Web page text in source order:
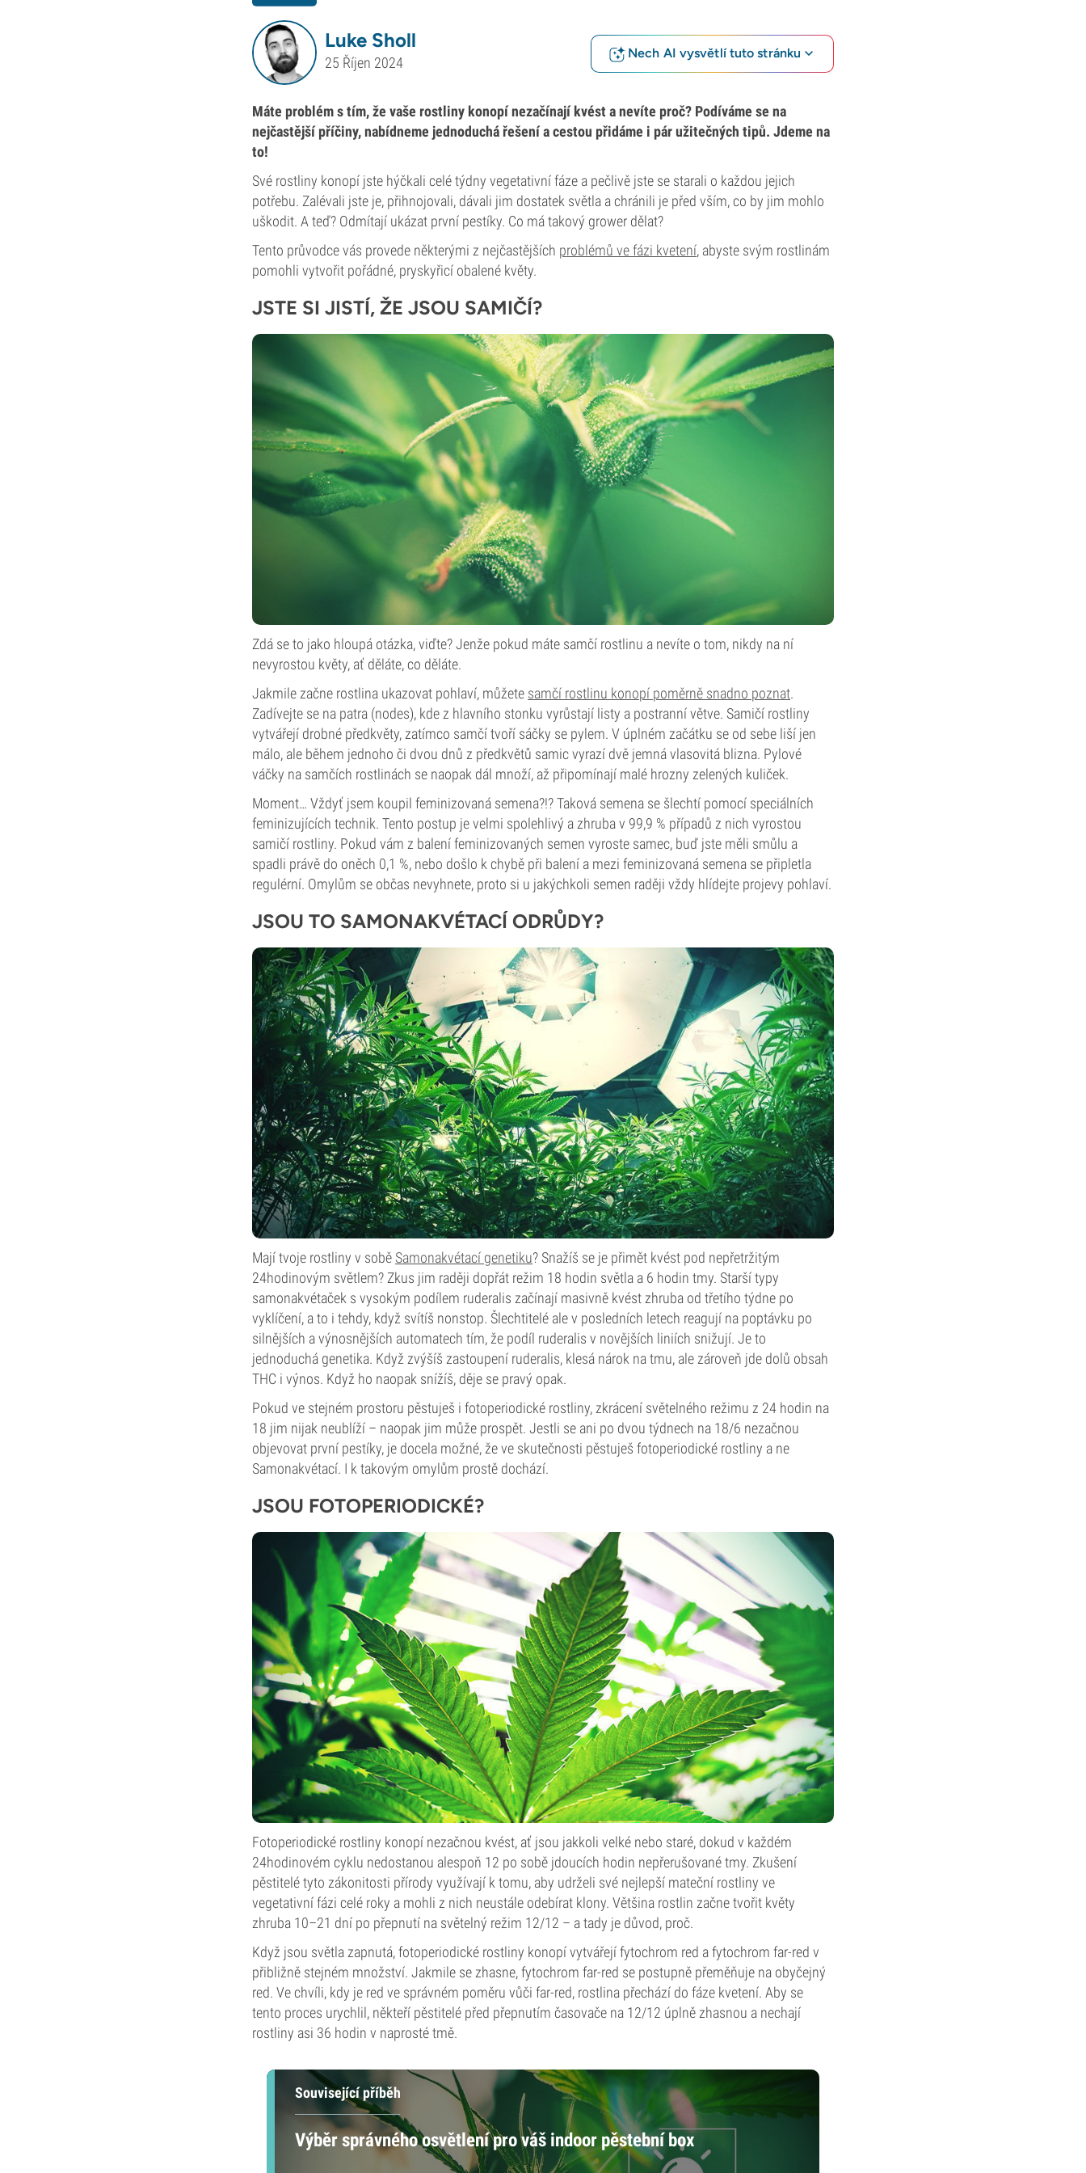
Luke Sholl
25 Říjen 2024
Nech AI vysvětlí tuto stránku
Máte problém s tím, že vaše rostliny konopí nezačínají kvést a nevíte proč? Podíváme se na
nejčastější příčiny, nabídneme jednoduchá řešení a cestou přidáme i pár užitečných tipů. Jdeme na
to!
Své rostliny konopí jste hýčkali celé týdny vegetativní fáze a pečlivě jste se starali o každou jejich
potřebu. Zalévali jste je, přihnojovali, dávali jim dostatek světla a chránili je před vším, co by jim mohlo
uškodit. A teď? Odmítají ukázat první pestíky. Co má takový grower dělat?
Tento průvodce vás provede některými z nejčastějších problémů ve fázi kvetení, abyste svým rostlinám
pomohli vytvořit pořádné, pryskyřicí obalené květy.
JSTE SI JISTÍ, ŽE JSOU SAMIČÍ?
Zdá se to jako hloupá otázka, viďte? Jenže pokud máte samčí rostlinu a nevíte o tom, nikdy na ní
nevyrostou květy, ať děláte, co děláte.
Jakmile začne rostlina ukazovat pohlaví, můžete samčí rostlinu konopí poměrně snadno poznat.
Zadívejte se na patra (nodes), kde z hlavního stonku vyrůstají listy a postranní větve. Samičí rostliny
vytvářejí drobné předkvěty, zatímco samčí tvoří sáčky se pylem. V úplném začátku se od sebe liší jen
málo, ale během jednoho či dvou dnů z předkvětů samic vyrazí dvě jemná vlasovitá blizna. Pylové
váčky na samčích rostlinách se naopak dál množí, až připomínají malé hrozny zelených kuliček.
Moment… Vždyť jsem koupil feminizovaná semena?!? Taková semena se šlechtí pomocí speciálních
feminizujících technik. Tento postup je velmi spolehlivý a zhruba v 99,9 % případů z nich vyrostou
samičí rostliny. Pokud vám z balení feminizovaných semen vyroste samec, buď jste měli smůlu a
spadli právě do oněch 0,1 %, nebo došlo k chybě při balení a mezi feminizovaná semena se připletla
regulérní. Omylům se občas nevyhnete, proto si u jakýchkoli semen raději vždy hlídejte projevy pohlaví.
JSOU TO SAMONAKVÉTACÍ ODRŮDY?
Mají tvoje rostliny v sobě Samonakvétací genetiku? Snažíš se je přimět kvést pod nepřetržitým
24hodinovým světlem? Zkus jim raději dopřát režim 18 hodin světla a 6 hodin tmy. Starší typy
samonakvétaček s vysokým podílem ruderalis začínají masivně kvést zhruba od třetího týdne po
vyklíčení, a to i tehdy, když svítíš nonstop. Šlechtitelé ale v posledních letech reagují na poptávku po
silnějších a výnosnějších automatech tím, že podíl ruderalis v novějších liniích snižují. Je to
jednoduchá genetika. Když zvýšíš zastoupení ruderalis, klesá nárok na tmu, ale zároveň jde dolů obsah
THC i výnos. Když ho naopak snížíš, děje se pravý opak.
Pokud ve stejném prostoru pěstuješ i fotoperiodické rostliny, zkrácení světelného režimu z 24 hodin na
18 jim nijak neublíží – naopak jim může prospět. Jestli se ani po dvou týdnech na 18/6 nezačnou
objevovat první pestíky, je docela možné, že ve skutečnosti pěstuješ fotoperiodické rostliny a ne
Samonakvétací. I k takovým omylům prostě dochází.
JSOU FOTOPERIODICKÉ?
Fotoperiodické rostliny konopí nezačnou kvést, ať jsou jakkoli velké nebo staré, dokud v každém
24hodinovém cyklu nedostanou alespoň 12 po sobě jdoucích hodin nepřerušované tmy. Zkušení
pěstitelé tyto zákonitosti přírody využívají k tomu, aby udrželi své nejlepší mateční rostliny ve
vegetativní fázi celé roky a mohli z nich neustále odebírat klony. Většina rostlin začne tvořit květy
zhruba 10–21 dní po přepnutí na světelný režim 12/12 – a tady je důvod, proč.
Když jsou světla zapnutá, fotoperiodické rostliny konopí vytvářejí fytochrom red a fytochrom far-red v
přibližně stejném množství. Jakmile se zhasne, fytochrom far-red se postupně přeměňuje na obyčejný
red. Ve chvíli, kdy je red ve správném poměru vůči far-red, rostlina přechází do fáze kvetení. Aby se
tento proces urychlil, někteří pěstitelé před přepnutím časovače na 12/12 úplně zhasnou a nechají
rostliny asi 36 hodin v naprosté tmě.
Související příběh
Výběr správného osvětlení pro váš indoor pěstební box